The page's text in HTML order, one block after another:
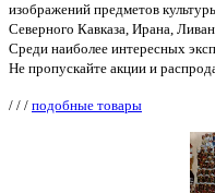
изображений предметов
Северного Кавказа, Ирана,
Среди наиболее интересных
Не пропускайте акции и
/ / / подобные товары